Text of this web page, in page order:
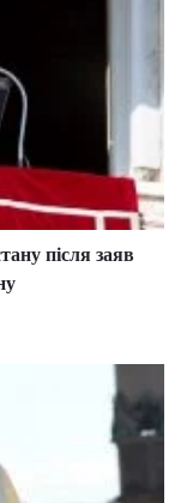
після заяв